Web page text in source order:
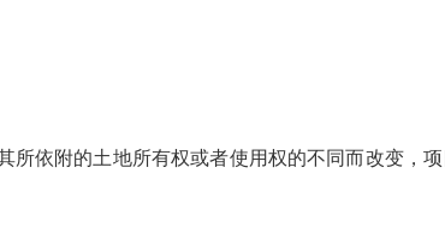
依附的土地所有权或者使用权的不同而改变，